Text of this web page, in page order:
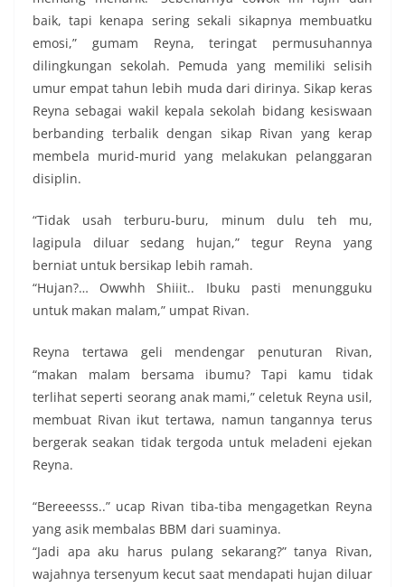
baik, tapi kenapa sering sekali sikapnya membuatku
emosi,” gumam Reyna, teringat permusuhannya
dilingkungan sekolah. Pemuda yang memiliki selisih
umur empat tahun lebih muda dari dirinya. Sikap keras
Reyna sebagai wakil kepala sekolah bidang kesiswaan
berbanding terbalik dengan sikap Rivan yang kerap
membela murid-murid yang melakukan pelanggaran
disiplin.
“Tidak usah terburu-buru, minum dulu teh mu,
lagipula diluar sedang hujan,” tegur Reyna yang
berniat untuk bersikap lebih ramah.
“Hujan?… Owwhh Shiiit.. Ibuku pasti menungguku
untuk makan malam,” umpat Rivan.
Reyna tertawa geli mendengar penuturan Rivan,
“makan malam bersama ibumu? Tapi kamu tidak
terlihat seperti seorang anak mami,” celetuk Reyna usil,
membuat Rivan ikut tertawa, namun tangannya terus
bergerak seakan tidak tergoda untuk meladeni ejekan
Reyna.
“Bereeesss..” ucap Rivan tiba-tiba mengagetkan Reyna
yang asik membalas BBM dari suaminya.
“Jadi apa aku harus pulang sekarang?” tanya Rivan,
wajahnya tersenyum kecut saat mendapati hujan diluar